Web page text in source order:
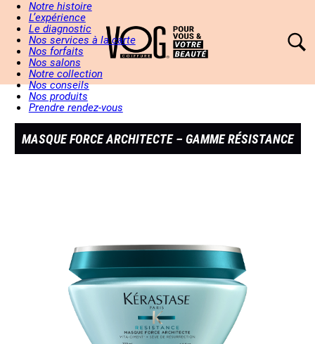
Notre histoire
L’expérience
Le diagnostic
Nos services à la carte
Nos forfaits
Nos salons
Notre collection
Nos conseils
Nos produits
Prendre rendez-vous
MASQUE FORCE ARCHITECTE – GAMME RÉSISTANCE